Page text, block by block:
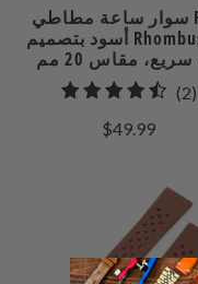
سوار ساعة مطاطي FKM
أسود بتصميم Rhombus مع
مقاس 20 مم
(2)2
$49.99